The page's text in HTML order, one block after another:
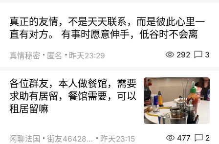
真正的友情，不是天天联系，而是彼此心里一
直有对方。 有事时愿意伸手，低谷时不会离
真情秘密 匿名 昨天23:29 292 3
各位群友，本人做餐馆，需要
求助有居留，餐馆需要，可以
租居留嘛
闲聊法国 街友46428878 昨天23:15 477 2